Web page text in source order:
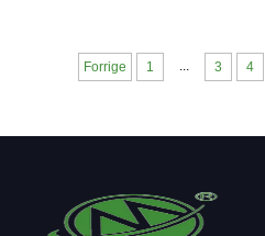
Forrige 1 3 4